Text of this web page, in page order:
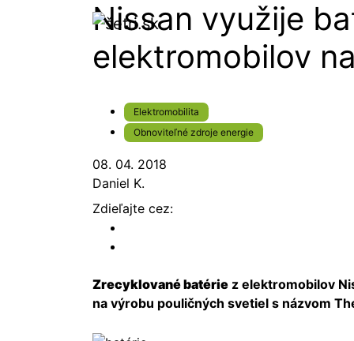
Nissan využije
elektromobilov
Elektromobilita
Obnoviteľné zdroje energie
08. 04. 2018
Daniel K.
Zdieľajte cez:
Zrecyklované batérie z elektromobilov
na výrobu pouličných svetiel s názvom